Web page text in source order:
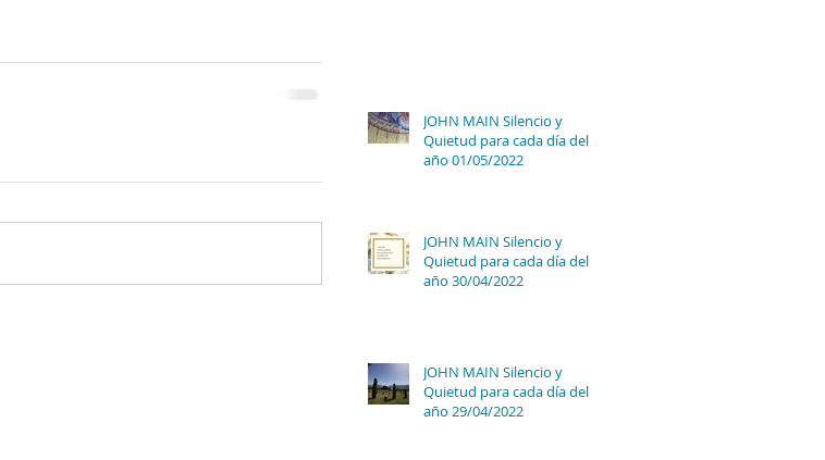
JOHN MAIN Silencio y
Quietud para cada día del
año 01/05/2022
JOHN MAIN Silencio y
Quietud para cada día del
año 30/04/2022
JOHN MAIN Silencio y
Quietud para cada día del
año 29/04/2022